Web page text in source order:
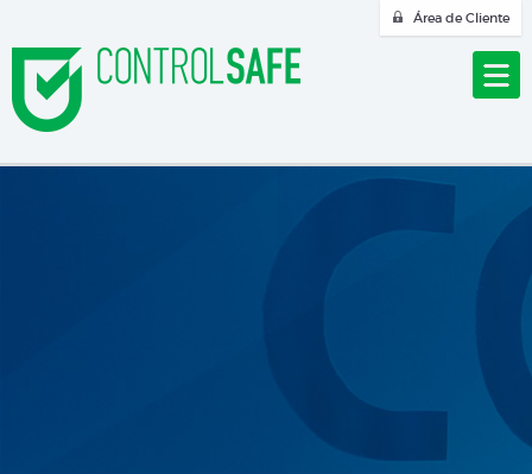
Área de Cliente